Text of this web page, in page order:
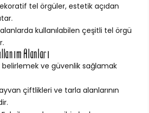
tel örgüler, estetik açıdan
kullanılabilen çeşitli tel örgü
Alanları
belirlemek ve güvenlik sağlamak
çiftlikleri ve tarla alanlarının